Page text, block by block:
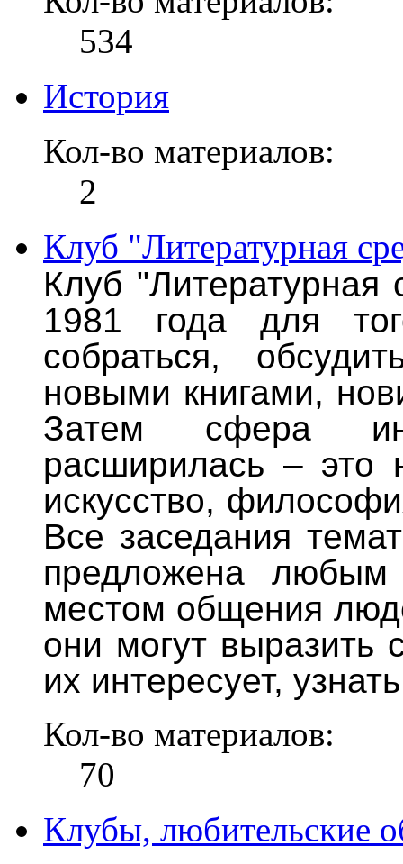
534
История
Кол-во материалов:
2
Клуб "Литературная
Клуб "Литературная
1981 года для
собраться,
новыми книгами,
Затем сфера
расширилась – это
искусство,
Все заседания
предложена
местом общения
они могут выразить
их интересует,
Кол-во материалов:
70
Клубы, любительские